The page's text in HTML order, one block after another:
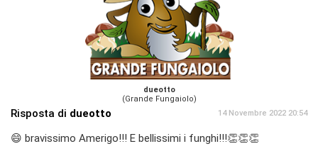
dueotto
(Grande Fungaiolo)
Risposta di dueotto 14 Novembre 2022 20:54
😄 bravissimo Amerigo!!! E bellissimi i funghi!!!👏👏👏